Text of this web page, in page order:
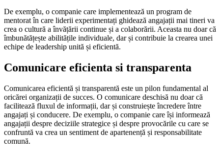
De exemplu, o companie care implementează un program de
mentorat în care liderii experimentați ghidează angajații mai tineri va
crea o cultură a învățării continue și a colaborării. Aceasta nu doar că
îmbunătățește abilitățile individuale, dar și contribuie la crearea unei
echipe de leadership unită și eficientă.
Comunicare eficienta si transparenta
Comunicarea eficientă și transparentă este un pilon fundamental al
oricărei organizații de succes. O comunicare deschisă nu doar că
facilitează fluxul de informații, dar și construiește încredere între
angajați și conducere. De exemplu, o companie care își informează
angajații despre deciziile strategice și despre provocările cu care se
confruntă va crea un sentiment de apartenență și responsabilitate
comună.